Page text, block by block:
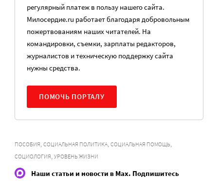
регулярный платеж в пользу нашего сайта.
Милосердие.ru работает благодаря добровольным
пожертвованиям наших читателей. На
командировки, съемки, зарплаты редакторов,
журналистов и техническую поддержку сайта
нужны средства.
ПОМОЧЬ ПОРТАЛУ
ПОСОБИЯ, СОЦИАЛЬНАЯ ПОЛИТИКА, СОЦИАЛЬНАЯ ПОМОЩЬ,
СОЦИОЛОГИЯ, УРОВЕНЬ ЖИЗНИ
Наши статьи и новости в Max. Подпишитесь